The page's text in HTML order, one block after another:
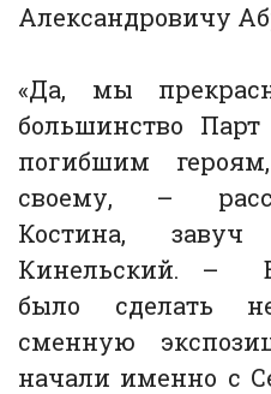
Александровичу
«Да, мы
большинство
погибшим
своему, –
Костина,
Кинельский. –
было сделать
сменную
начали именно с